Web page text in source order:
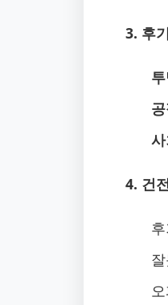
3. 후
4. 건